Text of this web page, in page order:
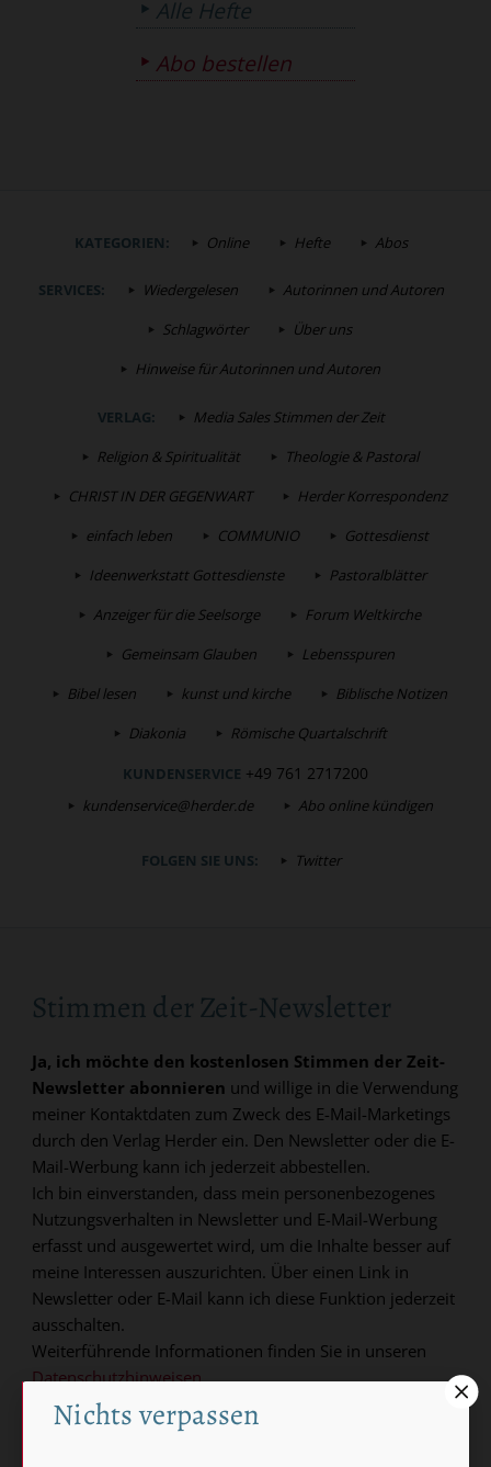
Alle Hefte
Abo bestellen
KATEGORIEN: Online Hefte Abos
SERVICES: Wiedergelesen
Autorinnen und Autoren
Schlagwörter
Über uns
Hinweise für Autorinnen und Autoren
VERLAG:
Media Sales Stimmen der Zeit
Religion & Spiritualität
Theologie & Pastoral
CHRIST IN DER GEGENWART
Herder Korrespondenz
einfach leben
COMMUNIO
Gottesdienst
Ideenwerkstatt Gottesdienste
Pastoralblätter
Anzeiger für die Seelsorge
Forum Weltkirche
Gemeinsam Glauben
Lebensspuren
Bibel lesen
kunst und kirche
Biblische Notizen
Diakonia
Römische Quartalschrift
KUNDENSERVICE +49 761 2717200
kundenservice@herder.de Abo online kündigen
FOLGEN SIE UNS: Twitter
Stimmen der Zeit-Newsletter
Ja, ich möchte den kostenlosen Stimmen der Zeit-
Newsletter abonnieren und willige in die Verwendung
meiner Kontaktdaten zum Zweck des E-Mail-Marketings
durch den Verlag Herder ein. Den Newsletter oder die E-
Mail-Werbung kann ich jederzeit abbestellen.
Ich bin einverstanden, dass mein personenbezogenes
Nutzungsverhalten in Newsletter und E-Mail-Werbung
erfasst und ausgewertet wird, um die Inhalte besser auf
meine Interessen auszurichten. Über einen Link in
Newsletter oder E-Mail kann ich diese Funktion jederzeit
ausschalten.
Weiterführende Informationen finden Sie in unseren
Datenschutzhinweisen.
E-MAIL
Nichts verpassen